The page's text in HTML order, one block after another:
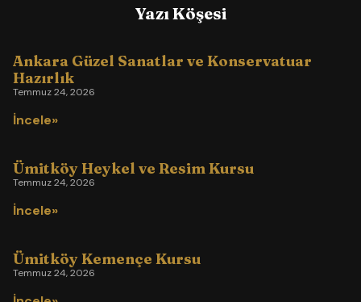
Yazı Köşesi
Ankara Güzel Sanatlar ve Konservatuar
Hazırlık
Temmuz 24, 2026
İncele»
Ümitköy Heykel ve Resim Kursu
Temmuz 24, 2026
İncele»
Ümitköy Kemençe Kursu
Temmuz 24, 2026